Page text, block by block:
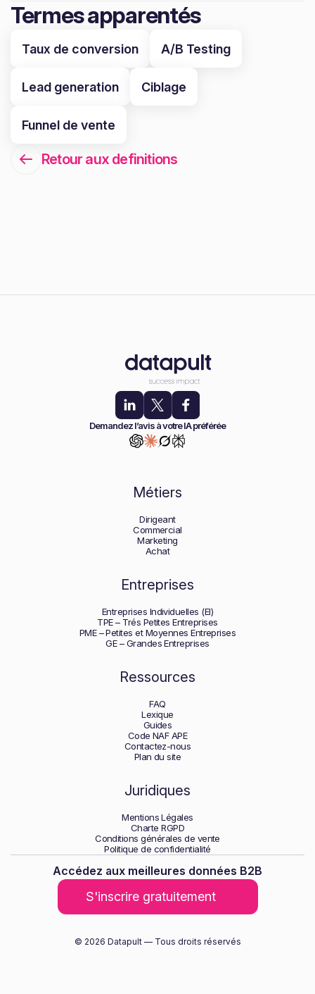
Termes apparentés
Taux de conversion A/B Testing
Lead generation Ciblage
Funnel de vente
Retour aux definitions
Demandez l’avis à votre IA préférée
Métiers
Dirigeant
Commercial
Marketing
Achat
Entreprises
Entreprises Individuelles (EI)
TPE – Trés Petites Entreprises
PME – Petites et Moyennes Entreprises
GE – Grandes Entreprises
Ressources
FAQ
Lexique
Guides
Code NAF APE
Contactez-nous
Plan du site
Juridiques
Mentions Légales
Charte RGPD
Conditions générales de vente
Politique de confidentialité
Accédez aux meilleures données B2B
S'inscrire gratuitement
© 2026 Datapult — Tous droits réservés